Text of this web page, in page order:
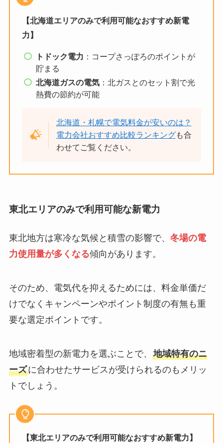
【北海道エリアのみで利用可能なおすすめ新電
力】
トドック電力 ：コープさっぽろのポイントが
貯まる
北海道ガスの電気 ：北ガスとのセット割で光
熱費の節約が可能
北海道・札幌で電気料金が安いのは？
電力会社おすすめ比較ランキングも合
わせてご覧ください。
東北エリアのみで利用可能な新電力
東北地方は寒冷な気候と積雪の影響で、 冬場の電
力使用量が多くなる傾向があります。
そのため、電気代を抑えるためには、料金単価だ
けでなくキャンペーンやポイント制度の有無も重
要な選定ポイントです。
地域密着型の新電力を選ぶことで、 地域特有のニ
ーズに合わせたサービスが受けられるのもメリッ
トでしょう。
【東北エリアのみで利用可能なおすすめ新電力】